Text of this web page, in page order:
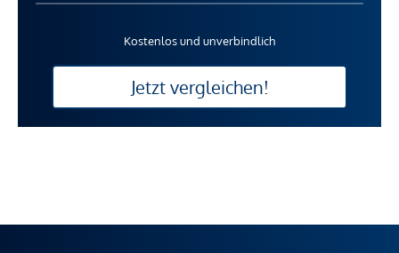
Kostenlos und unverbindlich
Jetzt vergleichen!